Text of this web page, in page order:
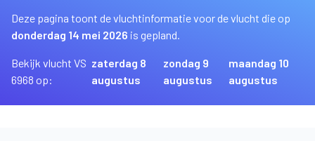
Deze pagina toont de vluchtinformatie voor de vlucht die op
donderdag 14 mei 2026 is gepland.
Bekijk vlucht VS
6968 op:
zaterdag 8
augustus
zondag 9
augustus
maandag 10
augustus